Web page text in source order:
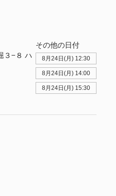
３−８ ハ
その他の日付
8月24日(月) 12:30
8月24日(月) 14:00
8月24日(月) 15:30